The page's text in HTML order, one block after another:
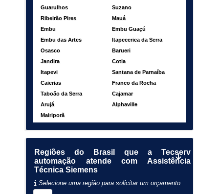
Guarulhos
Suzano
Ribeirão Pires
Mauá
Embu
Embu Guaçú
Embu das Artes
Itapecerica da Serra
Osasco
Barueri
Jandira
Cotia
Itapevi
Santana de Parnaíba
Caierias
Franco da Rocha
Taboão da Serra
Cajamar
Arujá
Alphaville
Mairiporã
Regiões do Brasil que a Tecserv
automação atende com Assistência
Técnica Siemens
Selecione uma região para solicitar um orçamento